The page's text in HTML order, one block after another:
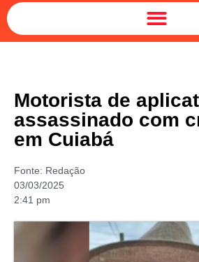
Motorista de
assassinado com
em Cuiabá
Fonte: Redação
03/03/2025
2:41 pm